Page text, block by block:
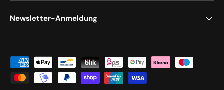
Newsletter-Anmeldung
Zahlungsmethoden